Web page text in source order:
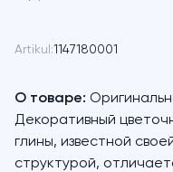
Artikul:1147180001
О товаре:
Декоративный
глины, известной
структурой,